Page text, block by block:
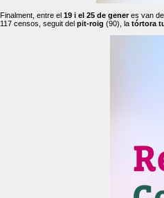
Finalment, entre el 19 i el 25 de generes van
117 censos, seguit del pit-roig (90), la tórtora